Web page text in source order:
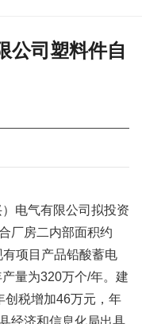
公司塑料件自
电气有限公司拟投资
厂房二内部面积约
项目产品铅酸蓄电
量为320万个/年。建
创税增加46万元，年
经济和信息化局出具